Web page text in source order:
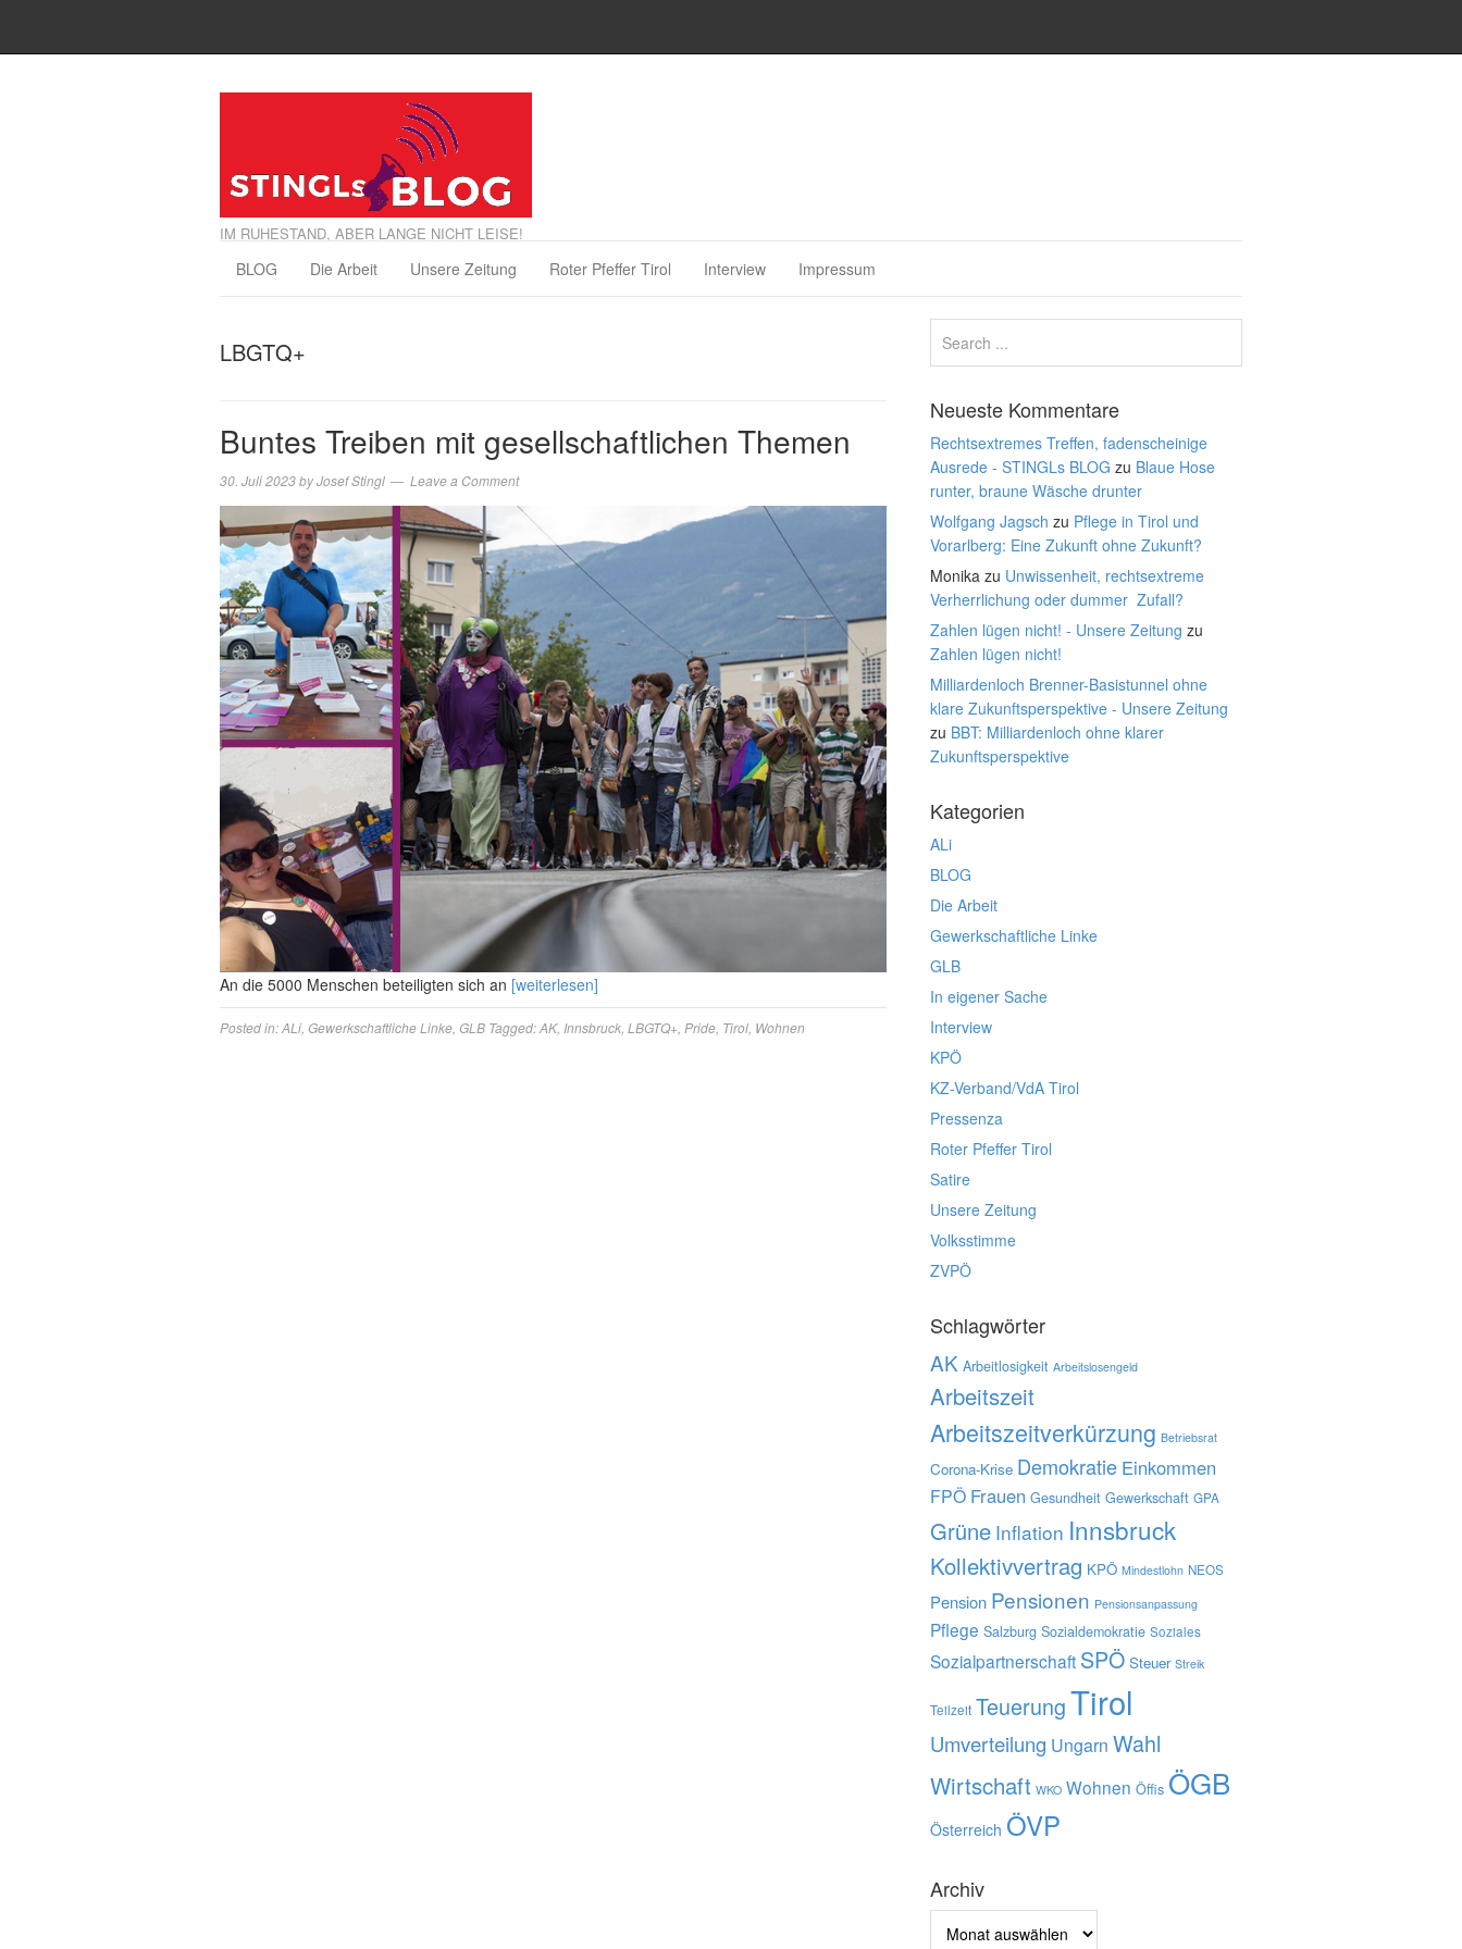
IM RUHESTAND, ABER LANGE NICHT LEISE!
BLOG Die Arbeit Unsere Zeitung Roter Pfeffer Tirol Interview Impressum
LBGTQ+
Buntes Treiben mit gesellschaftlichen Themen
30. Juli 2023byJosef Stingl Leave a Comment
An die 5000 Menschen beteiligten sich an [weiterlesen]
Posted in:ALi Gewerkschaftliche Linke GLB Tagged:AK, Innsbruck LBGTQ+ Pride Tirol Wohnen
Neueste Kommentare
Rechtsextremes Treffen, fadenscheinige
Ausrede - STINGLs BLOG zu Blaue Hose
runter, braune Wäsche drunter
Wolfgang Jagsch zu Pflege in Tirol und
Vorarlberg: Eine Zukunft ohne Zukunft?
Monika zu Unwissenheit, rechtsextreme
Verherrlichung oder dummer Zufall?
Zahlen lügen nicht! - Unsere Zeitung zu
Zahlen lügen nicht!
Milliardenloch Brenner-Basistunnel ohne
klare Zukunftsperspektive - Unsere Zeitung
zu BBT: Milliardenloch ohne klarer
Zukunftsperspektive
Kategorien
ALi
BLOG
Die Arbeit
Gewerkschaftliche Linke
GLB
In eigener Sache
Interview
KPÖ
KZ-Verband/VdA Tirol
Pressenza
Roter Pfeffer Tirol
Satire
Unsere Zeitung
Volksstimme
ZVPÖ
Schlagwörter
AK Arbeitlosigkeit Arbeitslosengeld
Arbeitszeit
Arbeitszeitverkürzung Betriebsrat
Corona-Krise Demokratie Einkommen
FPÖ Frauen Gesundheit Gewerkschaft GPA
Grüne Inflation Innsbruck
Kollektivvertrag KPÖ Mindestlohn NEOS
Pension Pensionen Pensionsanpassung
Pflege Salzburg Sozialdemokratie Soziales
Sozialpartnerschaft SPÖ Steuer Streik
Teilzeit TeuerungTirol
Umverteilung Ungarn Wahl
Wirtschaft WKO Wohnen Öffis ÖGB
Österreich ÖVP
Archiv